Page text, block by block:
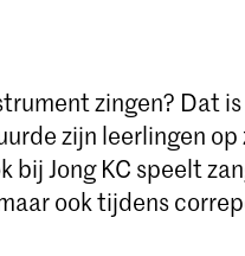
zingen? Dat
zijn leerlingen op
Jong KC speelt
ook tijdens